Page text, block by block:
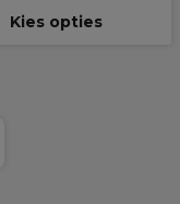
Kies opties